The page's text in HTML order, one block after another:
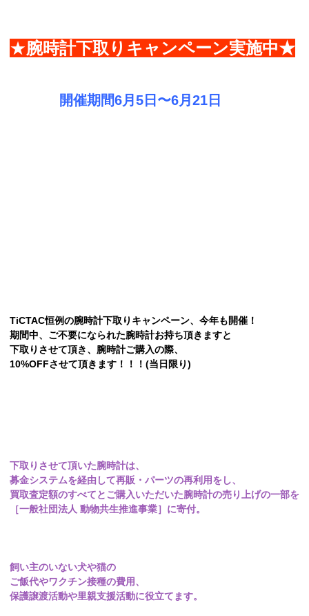
★腕時計下取りキャンペーン実施中★
開催期間6月5日〜6月21日
TiCTAC恒例の腕時計下取りキャンペーン、 今年も開催！
期間中、ご不要になられた腕時計お持ち頂きますと
下取りさせて頂き、腕時計ご購入の際、
10%OFFさせて頂きます！！！(当日限り)
下取りさせて頂いた腕時計は、
募金システムを経由して再販・パーツの再利用をし、
買取査定額のすべてとご購入いただいた腕時計の売り上げの一部を
［一般社団法人 動物共生推進事業］に寄付。
飼い主のいない犬や猫の
ご飯代やワクチン接種の費用、
保護譲渡活動や里親支援活動に役立てます。